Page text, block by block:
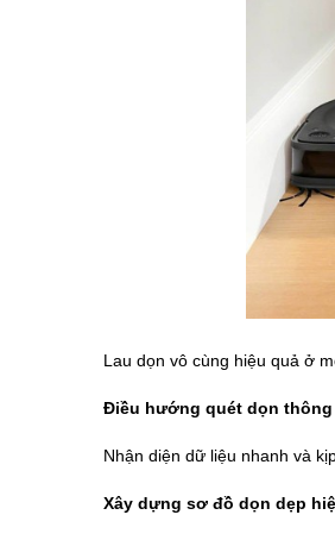
Lau dọn vô cùng hiệu quả ở
Điều hướng quét dọn thông
Nhận diện dữ liệu nhanh và
Xây dựng sơ đồ dọn dẹp